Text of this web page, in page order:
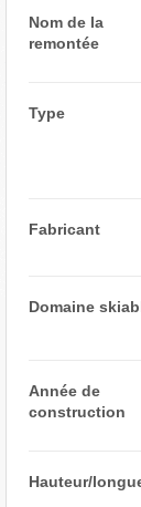
Nom de la
remontée
Type
Fabricant
Domaine
Année de
construction
Hauteur/